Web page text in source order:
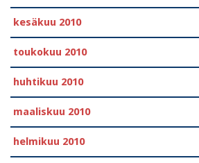
kesäkuu 2010
toukokuu 2010
huhtikuu 2010
maaliskuu 2010
helmikuu 2010